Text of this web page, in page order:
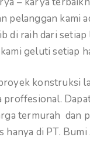
pelanggan kami
di raih dari setiap
geluti setiap
konstruksi
proffesional.
termurah dan
hanya di PT. Bumi